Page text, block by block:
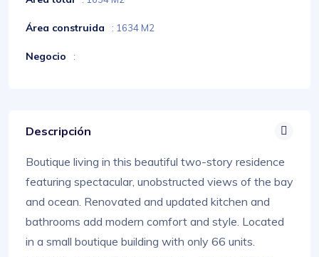
Área construida : 1634 M2
Negocio :
Descripción
Boutique living in this beautiful two-story residence
featuring spectacular, unobstructed views of the bay
and ocean. Renovated and updated kitchen and
bathrooms add modern comfort and style. Located
in a small boutique building with only 66 units.